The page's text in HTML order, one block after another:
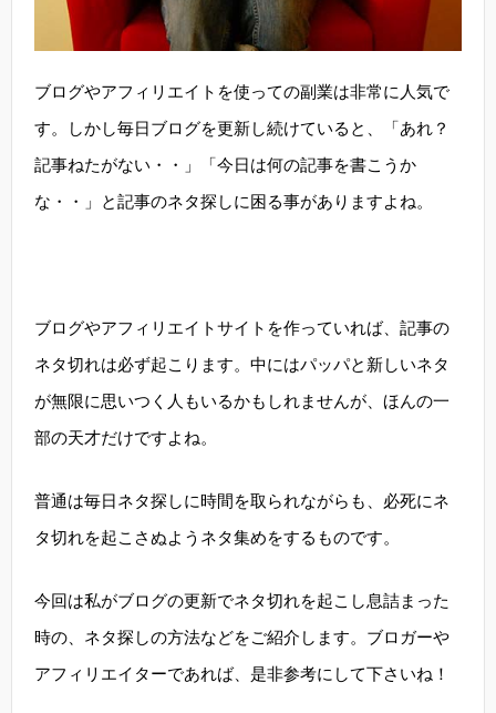
ブログやアフィリエイトを使っての副業は非常に人気で
す。しかし毎日ブログを更新し続けていると、「あれ？
記事ねたがない・・」「今日は何の記事を書こうか
な・・」と記事のネタ探しに困る事がありますよね。
ブログやアフィリエイトサイトを作っていれば、記事の
ネタ切れは必ず起こります。中にはパッパと新しいネタ
が無限に思いつく人もいるかもしれませんが、ほんの一
部の天才だけですよね。
普通は毎日ネタ探しに時間を取られながらも、必死にネ
タ切れを起こさぬようネタ集めをするものです。
今回は私がブログの更新でネタ切れを起こし息詰まった
時の、ネタ探しの方法などをご紹介します。ブロガーや
アフィリエイターであれば、是非参考にして下さいね！